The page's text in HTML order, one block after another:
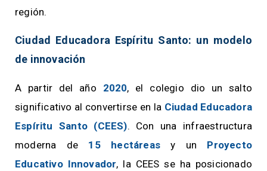
región.
Ciudad Educadora Espíritu Santo: un modelo
de innovación
A partir del año 2020, el colegio dio un salto
significativo al convertirse en la Ciudad Educadora
Espíritu Santo (CEES). Con una infraestructura
moderna de 15 hectáreasy un Proyecto
Educativo Innovador, la CEES se ha posicionado